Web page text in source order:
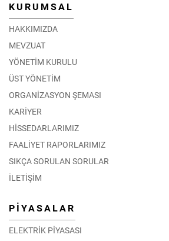
KURUMSAL
HAKKIMIZDA
MEVZUAT
YÖNETİM KURULU
ÜST YÖNETİM
ORGANİZASYON ŞEMASI
KARİYER
HİSSEDARLARIMIZ
FAALİYET RAPORLARIMIZ
SIKÇA SORULAN SORULAR
İLETİŞİM
PİYASALAR
ELEKTRİK PİYASASI